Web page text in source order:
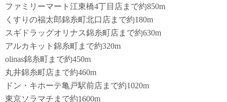
ファミリーマート江東橋4丁目店まで約850m
くすりの福太郎錦糸町北口店まで約180m
スギドラッグオリナス錦糸町店まで約630m
アルカキット錦糸町まで約320m
olinas錦糸町まで約450m
丸井錦糸町店まで約460m
ドン・キホーテ亀戸駅前店まで約1020m
東京ソラマチまで約1600m